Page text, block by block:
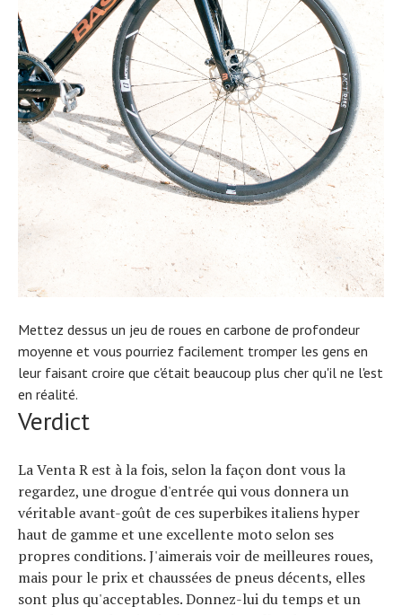
Mettez dessus un jeu de roues en carbone de profondeur
moyenne et vous pourriez facilement tromper les gens en
leur faisant croire que c'était beaucoup plus cher qu'il ne l'est
en réalité.
Verdict
La Venta R est à la fois, selon la façon dont vous la
regardez, une drogue d'entrée qui vous donnera un
véritable avant-goût de ces superbikes italiens hyper
haut de gamme et une excellente moto selon ses
propres conditions. J'aimerais voir de meilleures roues,
mais pour le prix et chaussées de pneus décents, elles
sont plus qu'acceptables. Donnez-lui du temps et un